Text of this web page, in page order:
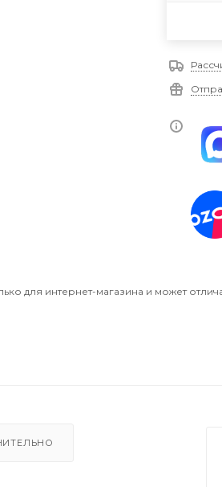
для интернет-магазина и может